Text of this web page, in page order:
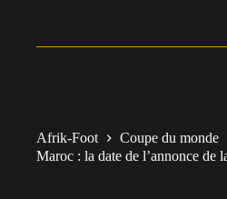
Afrik-Foot
Coupe du monde
Maroc : la date de l’annonce de